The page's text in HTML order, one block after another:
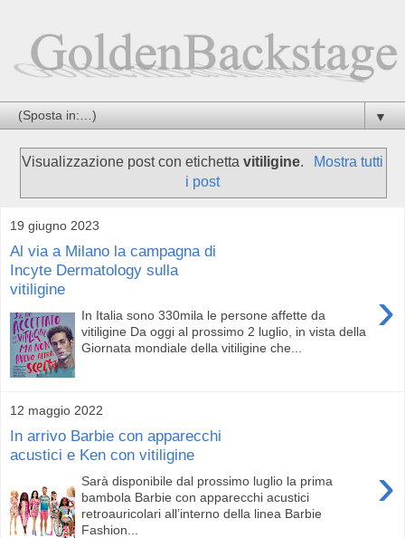
▼
Visualizzazione post con etichettavitiligine.
Mostra tutti
i post
19 giugno 2023
Al via a Milano la campagna di
Incyte Dermatology sulla
vitiligine
›
In Italia sono 330mila le persone affette da
vitiligine Da oggi al prossimo 2 luglio, in vista della
Giornata mondiale della vitiligine che...
12 maggio 2022
In arrivo Barbie con apparecchi
acustici e Ken con vitiligine
›
Sarà disponibile dal prossimo luglio la prima
bambola Barbie con apparecchi acustici
retroauricolari all’interno della linea Barbie
Fashion...